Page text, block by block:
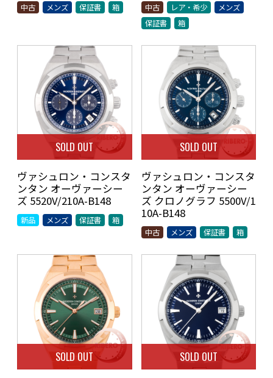
中古 メンズ 保証書 箱 中古 レア・希少
メンズ
保証書
箱
SOLD OUT
ヴァシュロン・コンスタ
ンタン オーヴァーシー
ズ 5520V/210A-B148
新品 メンズ 保証書 箱
SOLD OUT
ヴァシュロン・コンスタ
ンタン オーヴァーシー
ズ クロノグラフ 5500V/1
10A-B148
中古 メンズ 保証書 箱
SOLD OUT SOLD OUT